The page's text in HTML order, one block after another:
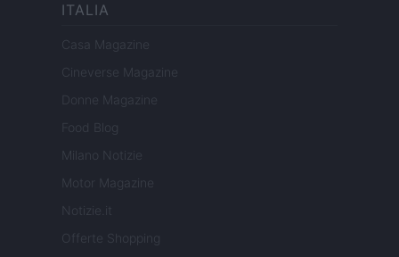
ITALIA
Casa Magazine
Cineverse Magazine
Donne Magazine
Food Blog
Milano Notizie
Motor Magazine
Notizie.it
Offerte Shopping